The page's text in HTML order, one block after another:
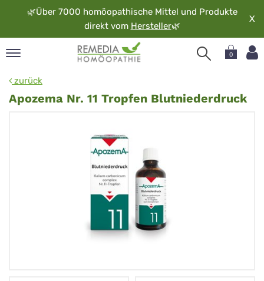
🌿Über 7000 homöopathische Mittel und Produkte
direkt vom Hersteller🌿
X
0
zurück
Apozema Nr. 11 Tropfen Blutniederdruck